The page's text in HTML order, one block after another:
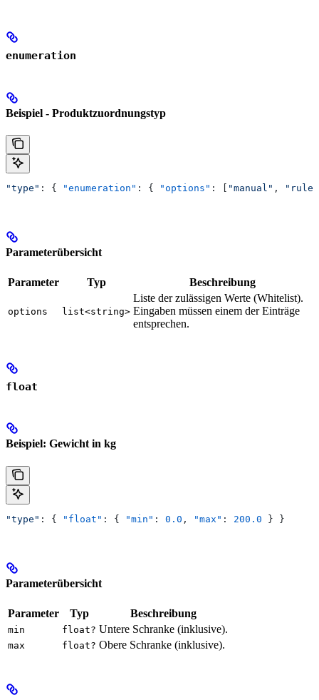
enumeration
Beispiel - Produktzuordnungstyp
"type" : { "enumeration" : { "options" : [ "manual" ,
Parameterübersicht
Parameter Typ Beschreibung
options list<string>
Liste der zulässigen Werte (Whitelist).
Eingaben müssen einem der Einträge
entsprechen.
float
Beispiel: Gewicht in kg
"type" : { "float" : { "min" : 0.0 , "max" : 200.0 } }
Parameterübersicht
Parameter Typ Beschreibung
min float? Untere Schranke (inklusive).
max float? Obere Schranke (inklusive).